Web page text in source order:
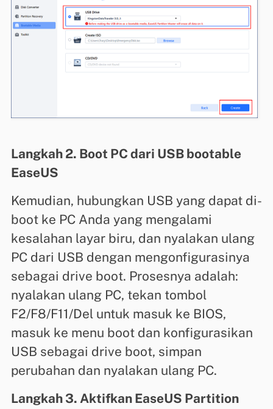
Langkah 2. Boot PC dari USB bootable
EaseUS
Kemudian, hubungkan USB yang dapat di-
boot ke PC Anda yang mengalami
kesalahan layar biru, dan nyalakan ulang
PC dari USB dengan mengonfigurasinya
sebagai drive boot. Prosesnya adalah:
nyalakan ulang PC, tekan tombol
F2/F8/F11/Del untuk masuk ke BIOS,
masuk ke menu boot dan konfigurasikan
USB sebagai drive boot, simpan
perubahan dan nyalakan ulang PC.
Langkah 3. Aktifkan EaseUS Partition